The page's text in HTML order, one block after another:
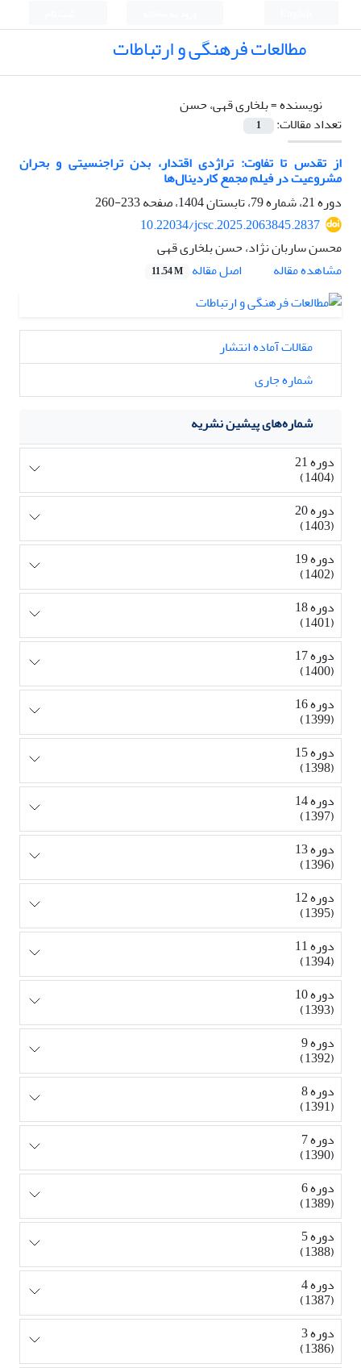
مطالعات فرهنگی و ارتباطات
نویسنده =بلخاری قهی، حسن
تعداد مقالات:
1
از تقدس تا تفاوت: تراژدی اقتدار، بدن تراجنسیتی و بحران
مشروعیت در فیلم مجمع کاردینال‌ها
دوره 21، شماره 79، تابستان 1404، صفحه
233-260
10.22034/jcsc.2025.2063845.2837
محسن ساربان نژاد، حسن بلخاری قهی
مشاهده مقاله
اصل مقاله 11.54 M
مقالات آماده انتشار
شماره جاری
شماره‌های پیشین نشریه
دوره 21
(1404)
دوره 20
(1403)
دوره 19
(1402)
دوره 18
(1401)
دوره 17
(1400)
دوره 16
(1399)
دوره 15
(1398)
دوره 14
(1397)
دوره 13
(1396)
دوره 12
(1395)
دوره 11
(1394)
دوره 10
(1393)
دوره 9
(1392)
دوره 8
(1391)
دوره 7
(1390)
دوره 6
(1389)
دوره 5
(1388)
دوره 4
(1387)
دوره 3
(1386)